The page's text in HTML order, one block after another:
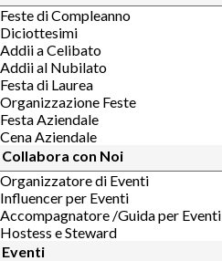
Feste di Compleanno
Diciottesimi
Addii a Celibato
Addii al Nubilato
Festa di Laurea
Organizzazione Feste
Festa Aziendale
Cena Aziendale
Collabora con Noi
Organizzatore di Eventi
Influencer per Eventi
Accompagnatore /Guida per Eventi
Hostess e Steward
Eventi